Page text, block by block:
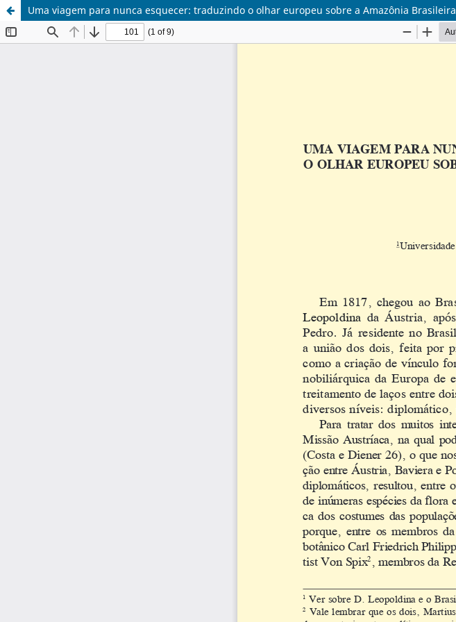
Uma viagem para nunca esquecer: traduzindo o olhar europeu sobre a Amazônia Brasileira